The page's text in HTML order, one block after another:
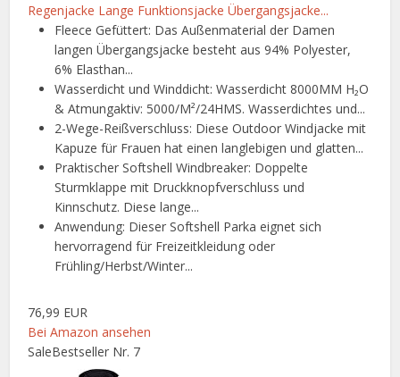
Regenjacke Lange Funktionsjacke Übergangsjacke...
Fleece Gefüttert: Das Außenmaterial der Damen
langen Übergangsjacke besteht aus 94% Polyester,
6% Elasthan...
Wasserdicht und Winddicht: Wasserdicht 8000MM H₂O
& Atmungaktiv: 5000/M²/24HMS. Wasserdichtes und...
2-Wege-Reißverschluss: Diese Outdoor Windjacke mit
Kapuze für Frauen hat einen langlebigen und glatten...
Praktischer Softshell Windbreaker: Doppelte
Sturmklappe mit Druckknopfverschluss und
Kinnschutz. Diese lange...
Anwendung: Dieser Softshell Parka eignet sich
hervorragend für Freizeitkleidung oder
Frühling/Herbst/Winter...
76,99 EUR
Bei Amazon ansehen
SaleBestseller Nr. 7